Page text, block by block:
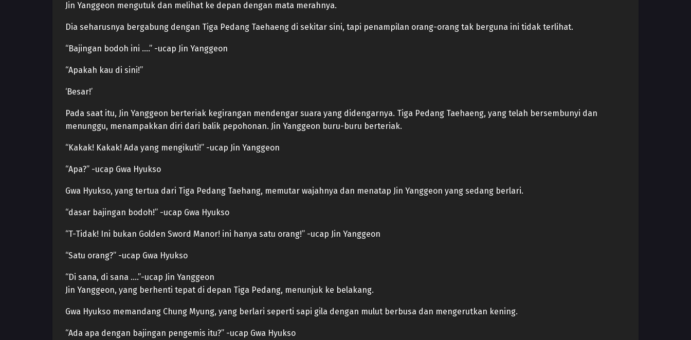
Jin Yanggeon mengutuk dan melihat ke depan dengan mata merahnya.
Dia seharusnya bergabung dengan Tiga Pedang Taehaeng di sekitar sini, tapi penampilan orang-orang tak berguna ini tidak terlihat.
“Bajingan bodoh ini ….” -ucap Jin Yanggeon
“Apakah kau di sini!”
‘Besar!’
Pada saat itu, Jin Yanggeon berteriak kegirangan mendengar suara yang didengarnya. Tiga Pedang Taehaeng, yang telah bersembunyi dan
menunggu, menampakkan diri dari balik pepohonan. Jin Yanggeon buru-buru berteriak.
“Kakak! Kakak! Ada yang mengikuti!” -ucap Jin Yanggeon
“Apa?” -ucap Gwa Hyukso
Gwa Hyukso, yang tertua dari Tiga Pedang Taehang, memutar wajahnya dan menatap Jin Yanggeon yang sedang berlari.
“dasar bajingan bodoh!” -ucap Gwa Hyukso
“T-Tidak! Ini bukan Golden Sword Manor! ini hanya satu orang!” -ucap Jin Yanggeon
“Satu orang?” -ucap Gwa Hyukso
“Di sana, di sana ….”-ucap Jin Yanggeon
Jin Yanggeon, yang berhenti tepat di depan Tiga Pedang, menunjuk ke belakang.
Gwa Hyukso memandang Chung Myung, yang berlari seperti sapi gila dengan mulut berbusa dan mengerutkan kening.
“Ada apa dengan bajingan pengemis itu?” -ucap Gwa Hyukso